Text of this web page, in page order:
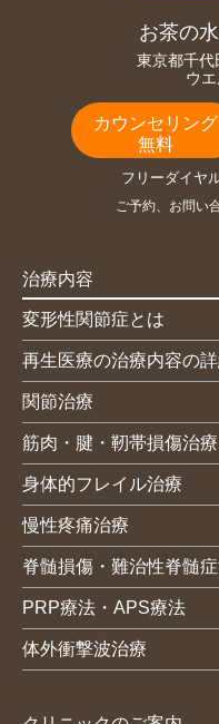
お茶の
東京都千代
ウ
カウンセリング
無料
フリーダイヤ
ご予約、お問い
治療内容
変形性関節症とは
再生医療の治療内容の
関節治療
筋肉・腱・靭帯損傷治療
身体的フレイル治療
慢性疼痛治療
脊髄損傷・難治性脊髄
PRP療法・APS療法
体外衝撃波治療